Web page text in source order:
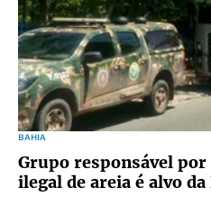
BAHIA
Grupo responsável
ilegal de areia é alvo da